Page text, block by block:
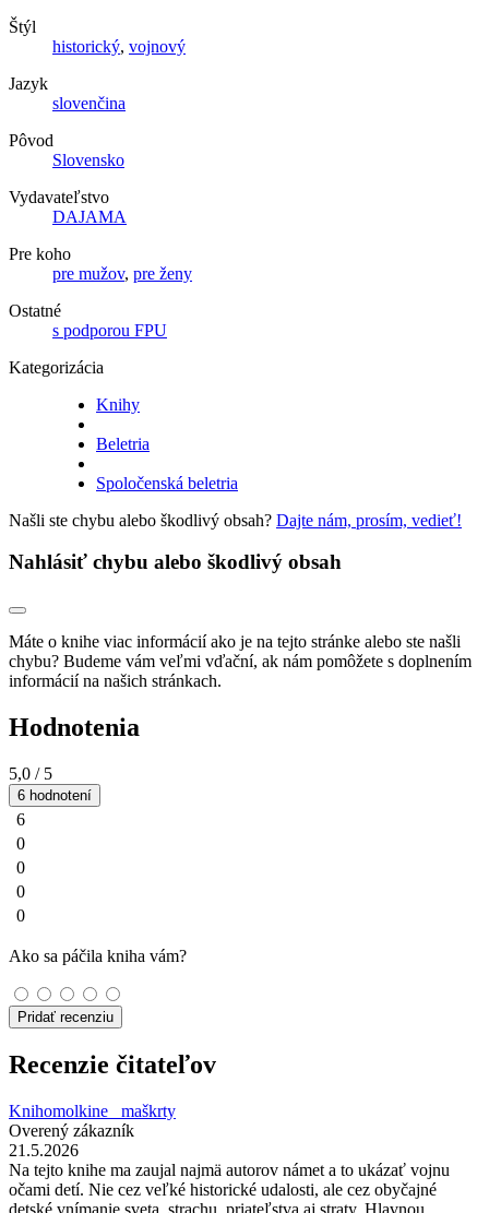
Štýl
historický, vojnový
Jazyk
slovenčina
Pôvod
Slovensko
Vydavateľstvo
DAJAMA
Pre koho
pre mužov, pre ženy
Ostatné
s podporou FPU
Kategorizácia
Knihy
Beletria
Spoločenská beletria
Našli ste chybu alebo škodlivý obsah? Dajte nám, prosím, vedieť!
Nahlásiť chybu alebo škodlivý obsah
Máte o knihe viac informácií ako je na tejto stránke alebo ste našli
chybu? Budeme vám veľmi vďační, ak nám pomôžete s doplnením
informácií na našich stránkach.
Hodnotenia
5,0 / 5
6 hodnotení
6
0
0
0
0
Ako sa páčila kniha vám?
Pridať recenziu
Recenzie čitateľov
Knihomolkine_ maškrty
Overený zákazník
21.5.2026
Na tejto knihe ma zaujal najmä autorov námet a to ukázať vojnu
očami detí. Nie cez veľké historické udalosti, ale cez obyčajné
detské vnímanie sveta, strachu, priateľstva aj straty. Hlavnou